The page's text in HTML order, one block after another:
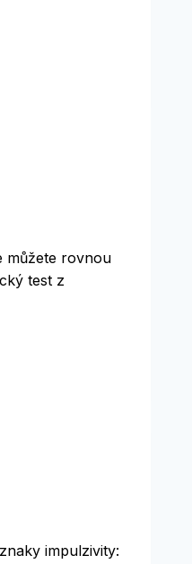
můžete rovnou
test z
impulzivity: